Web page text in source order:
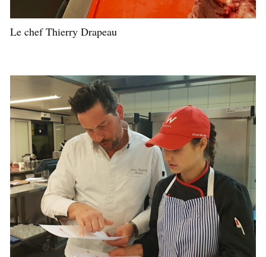
Le chef Thierry Drapeau